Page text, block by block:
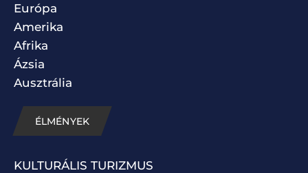
Európa
Amerika
Afrika
Ázsia
Ausztrália
ÉLMÉNYEK
KULTURÁLIS TURIZMUS